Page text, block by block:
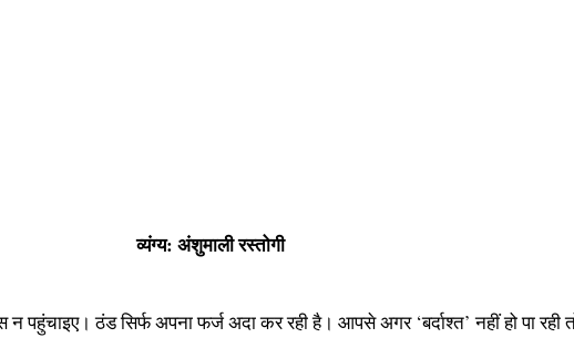
व्यंग्य: अंशुमाली रस्तोगी
ठंड सिर्फ अपना फर्ज अदा कर रही है। आपसे अगर ‘बर्दाश्त’ नहीं हो पा रही